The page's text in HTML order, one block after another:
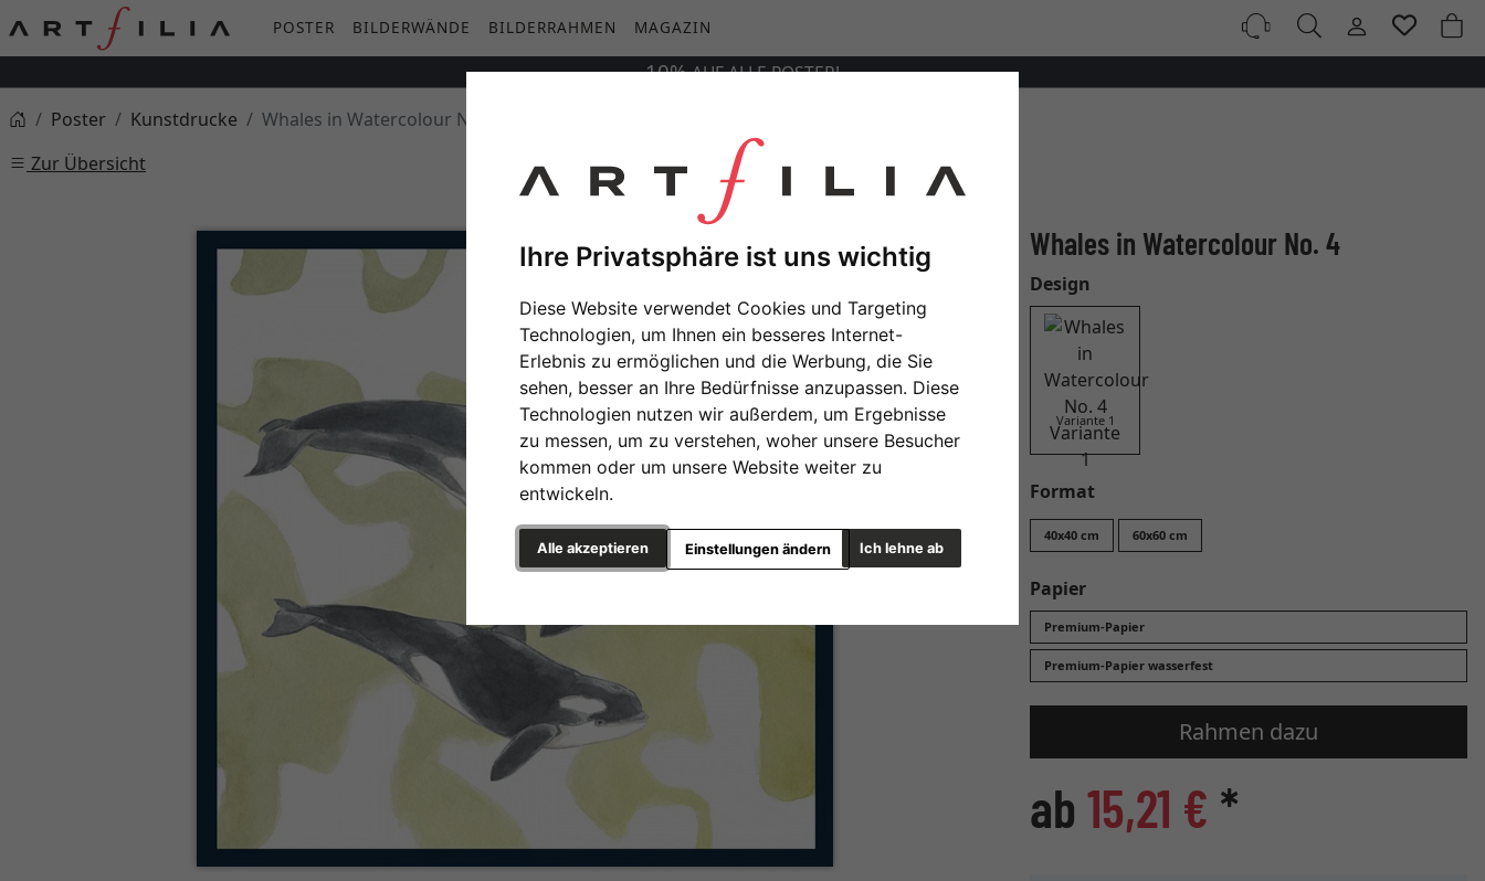
Ihre Privatsphäre ist uns wichtig
Diese Website verwendet Cookies und Targeting
Technologien, um Ihnen ein besseres Internet-
Erlebnis zu ermöglichen und die Werbung, die Sie
sehen, besser an Ihre Bedürfnisse anzupassen. Diese
Technologien nutzen wir außerdem, um Ergebnisse
zu messen, um zu verstehen, woher unsere Besucher
kommen oder um unsere Website weiter zu
entwickeln.
Alle akzeptieren Ich lehne ab
Einstellungen ändern
POSTER BILDERWÄNDE BILDERRAHMEN MAGAZIN
10%AUFALLEPOSTER!
Poster
Kunstdrucke
Whales in Watercolour No. 4
Zur Übersicht
Whales in Watercolour No. 4
Design
Variante 1
Format
40x40 cm 60x60 cm
Papier
Premium-Papier
Premium-Papier wasserfest
Rahmen dazu
ab 15,21 € *